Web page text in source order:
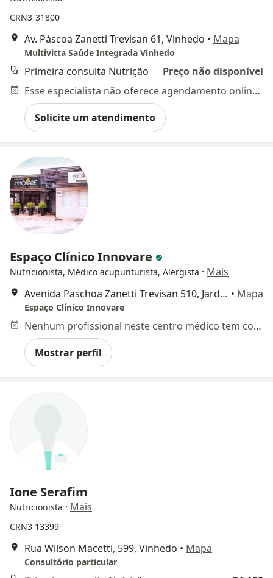
CRN3-31800
Av. Páscoa Zanetti Trevisan 61, Vinhedo • Mapa
Multivitta Saúde Integrada Vinhedo
Primeira consulta Nutrição
Preço não disponível
Esse especialista não oferece agendamento online para esse endereço.
Solicite um atendimento
Espaço Clínico Innovare
Nutricionista, Médico acupunturista, Alergista · Mais
Avenida Paschoa Zanetti Trevisan 510, Jardim Italia - Vinhedo, Vinhedo • Mapa
Espaço Clínico Innovare
Nenhum profissional neste centro médico tem consultas disponíveis
Mostrar perfil
Ione Serafim
Nutricionista · Mais
CRN3 13399
Rua Wilson Macetti, 599, Vinhedo • Mapa
Consultório particular